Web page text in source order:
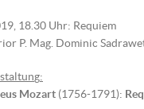
18.30 Uhr: Requiem
P. Mag. Dominic
g:
Mozart (1756-1791):